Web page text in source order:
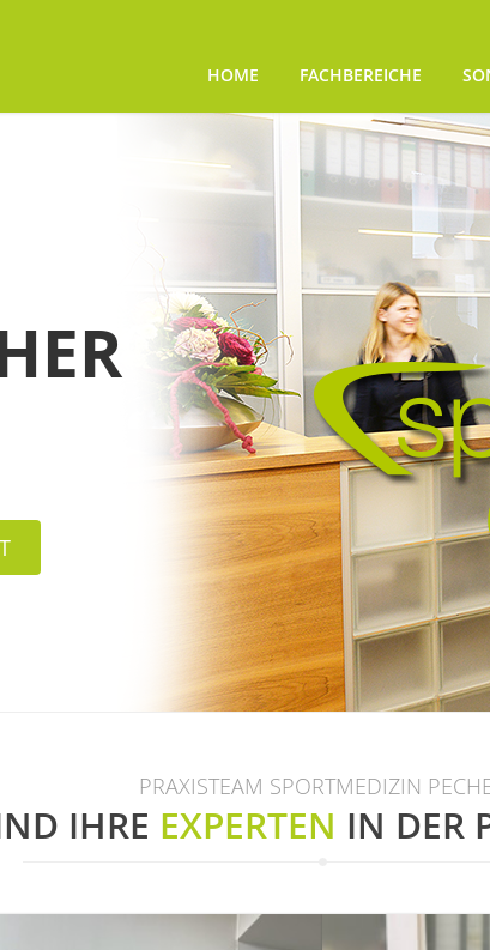
HOME FACHBEREICHE
PRAXISTEAM SPORTMEDIZIN
IHRE EXPERTEN IN DER